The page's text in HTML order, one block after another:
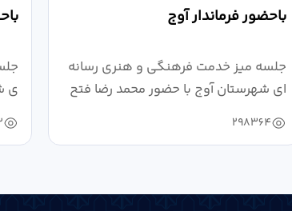
باحضور فرماندار آوج
جلسه میز خدمت فرهنگی و هنری رسانه
ای شهرستان آوج با حضور محمد رضا فتح
خانی...
298364
ی